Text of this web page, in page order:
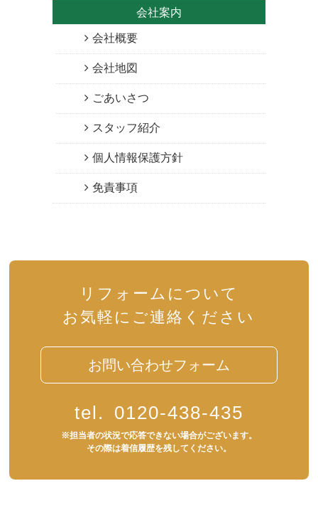
会社案内
会社概要
会社地図
ごあいさつ
スタッフ紹介
個人情報保護方針
免責事項
リフォームについて
お気軽にご連絡ください
お問い合わせフォーム
tel. 0120-438-435
※担当者の状況で応答できない場合がございます。
その際は着信履歴を残してください。